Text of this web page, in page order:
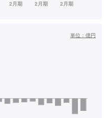
単位： 億円